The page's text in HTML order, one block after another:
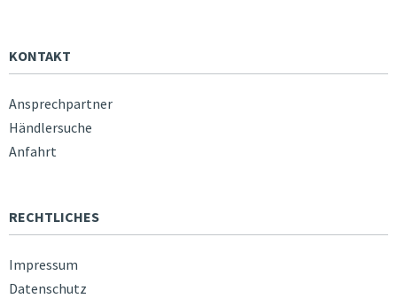
KONTAKT
Ansprechpartner
Händlersuche
Anfahrt
RECHTLICHES
Impressum
Datenschutz